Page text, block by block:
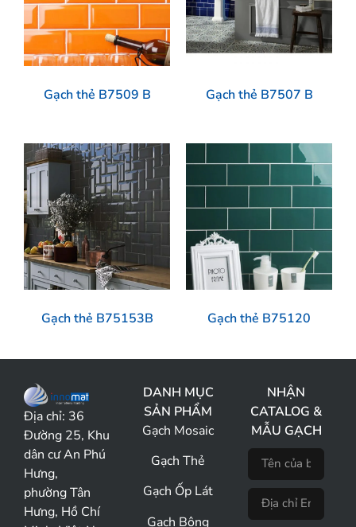
Gạch thẻ B7509 B Gạch thẻ B7507 B
Gạch thẻ B75153B Gạch thẻ B75120
Địa chỉ: 36
Đường 25, Khu
dân cư An Phú
Hưng,
phường Tân
Hưng, Hồ Chí
DANH MỤC
SẢN PHẨM
Gạch Mosaic
Gạch Thẻ
Gạch Ốp Lát
Gạch Bông
NHẬN
CATALOG &
MẪU GẠCH